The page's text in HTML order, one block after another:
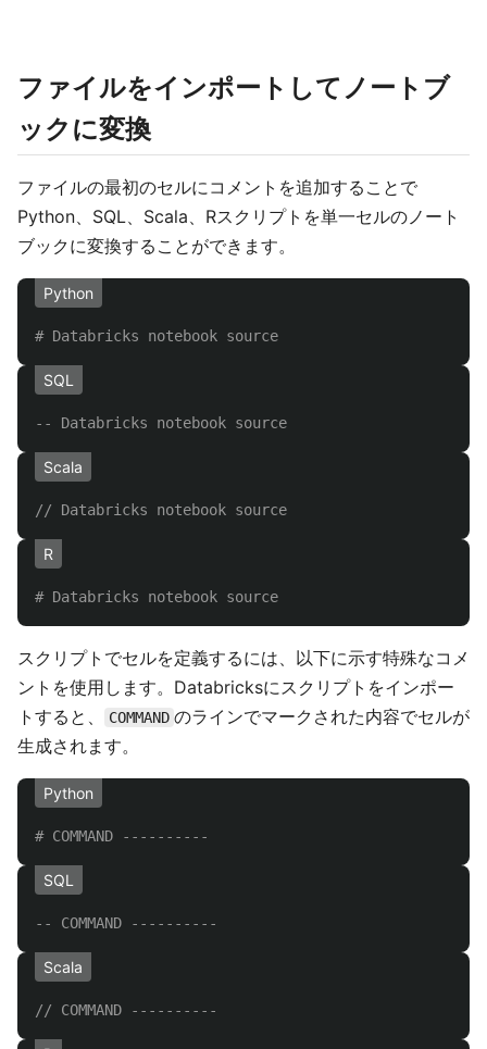
ファイルをインポートしてノートブ
ックに変換
ファイルの最初のセルにコメントを追加することで
Python、SQL、Scala、Rスクリプトを単一セルのノート
ブックに変換することができます。
Python
SQL
-- Databricks notebook source
Scala
// Databricks notebook source
R
# Databricks notebook source
スクリプトでセルを定義するには、以下に示す特殊なコメ
ントを使用します。Databricksにスクリプトをインポー
トすると、
COMMAND のラインでマークされた内容でセルが
生成されます。
Python
SQL
-- COMMAND ----------
Scala
// COMMAND ----------